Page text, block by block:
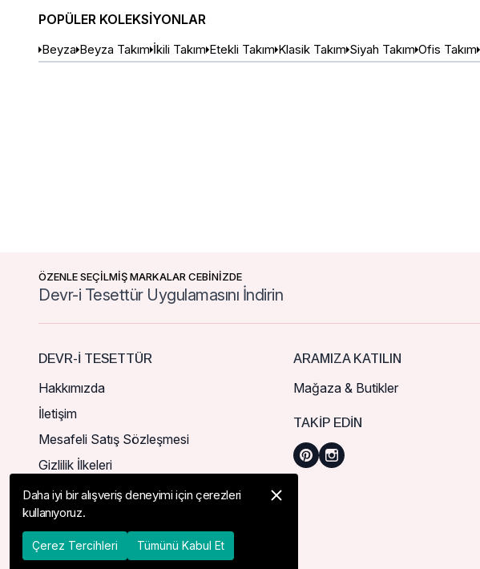
POPÜLER KOLEKSIYONLAR
Beyza Beyza Takım İkili Takım Etekli Takım Klasik Takım Siyah Takım Ofis Takım
ÖZENLE SEÇİLMİŞ MARKALAR CEBİNİZDE
Devr-i Tesettür Uygulamasını İndirin
DEVR-I TESETTÜR
Hakkımızda
İletişim
Mesafeli Satış Sözleşmesi
Gizlilik İlkeleri
ARAMIZA KATILIN
Mağaza & Butikler
TAKIP EDIN
Daha iyi bir alışveriş deneyimi için çerezleri
kullanıyoruz.
Çerez Tercihleri Tümünü Kabul Et